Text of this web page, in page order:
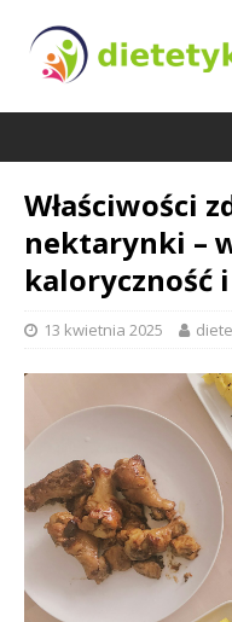
Właściwości
nektarynki –
kaloryczność
13 kwietnia 2025